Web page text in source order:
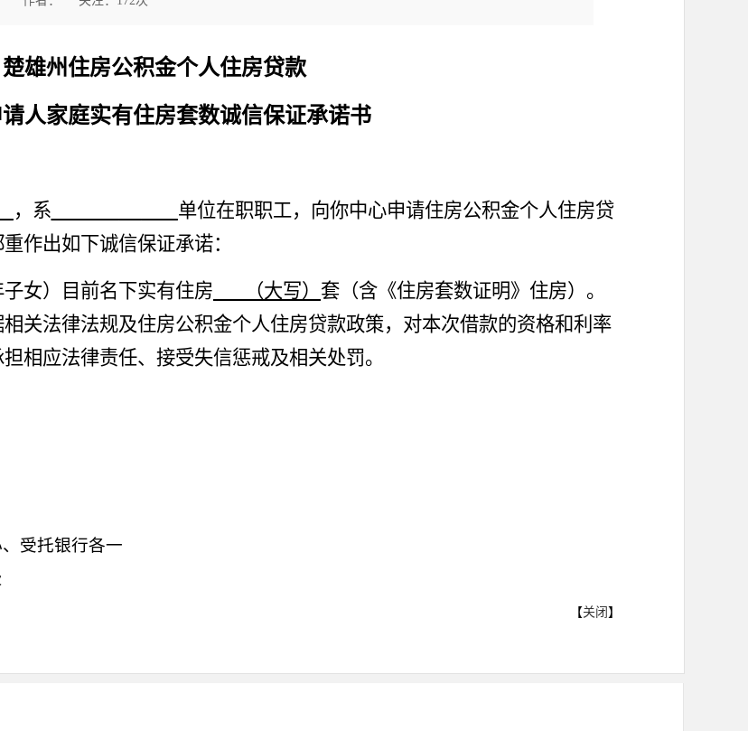
楚雄州住房公积金个人住房贷款
人家庭实有住房套数诚信保证承诺书
，系 单位在职职工，向你中心申请住房公积金个人住房贷
重作出如下诚信保证承诺：
女）目前名下实有住房 （大写） 套 （含《住房套数证明》住房） 。
相关法律法规及住房公积金个人住房贷款政策，对本次借款的资格和利率
相应法律责任、 接受失信惩戒及相关处罚。
受托银行各一
【关闭 】